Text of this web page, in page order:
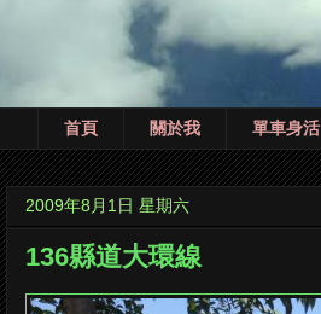
首頁 關於我 單車身活
2009年8月1日 星期六
136縣道大環線